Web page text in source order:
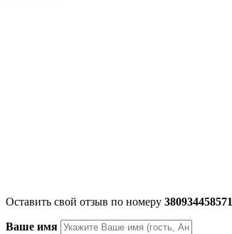
Оставить свой отзыв по номеру 380934458571
Ваше имя